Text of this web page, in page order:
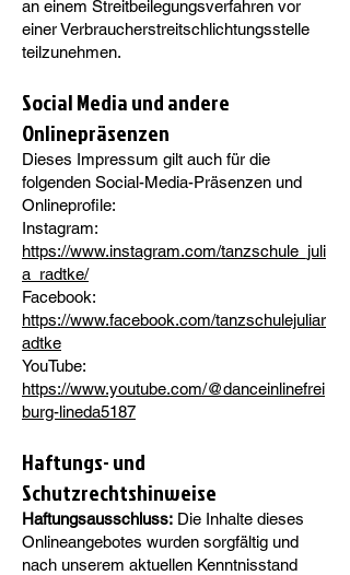
an einem Streitbeilegungsverfahren vor
einer Verbraucherstreitschlichtungsstelle
teilzunehmen.
Social Media und andere
Onlinepräsenzen
Dieses Impressum gilt auch für die
folgenden Social-Media-Präsenzen und
Onlineprofile:
Instagram:
https://www.instagram.com/tanzschule_juli
a_radtke/
Facebook:
https://www.facebook.com/tanzschulejuliar
adtke
YouTube:
https://www.youtube.com/@danceinlinefrei
burg-lineda5187
Haftungs- und
Schutzrechtshinweise
Haftungsausschluss: Die Inhalte dieses
Onlineangebotes wurden sorgfältig und
nach unserem aktuellen Kenntnisstand